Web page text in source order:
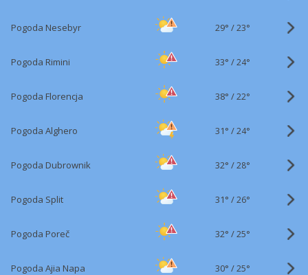
Pogoda Nesebyr 29° /23°
Pogoda Rimini 33° /24°
Pogoda Florencja 38° /22°
Pogoda Alghero 31° /24°
Pogoda Dubrownik 32° /28°
Pogoda Split 31° /26°
Pogoda Poreč 32° /25°
Pogoda Ajia Napa 30° /25°